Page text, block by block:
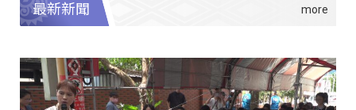
最新新聞